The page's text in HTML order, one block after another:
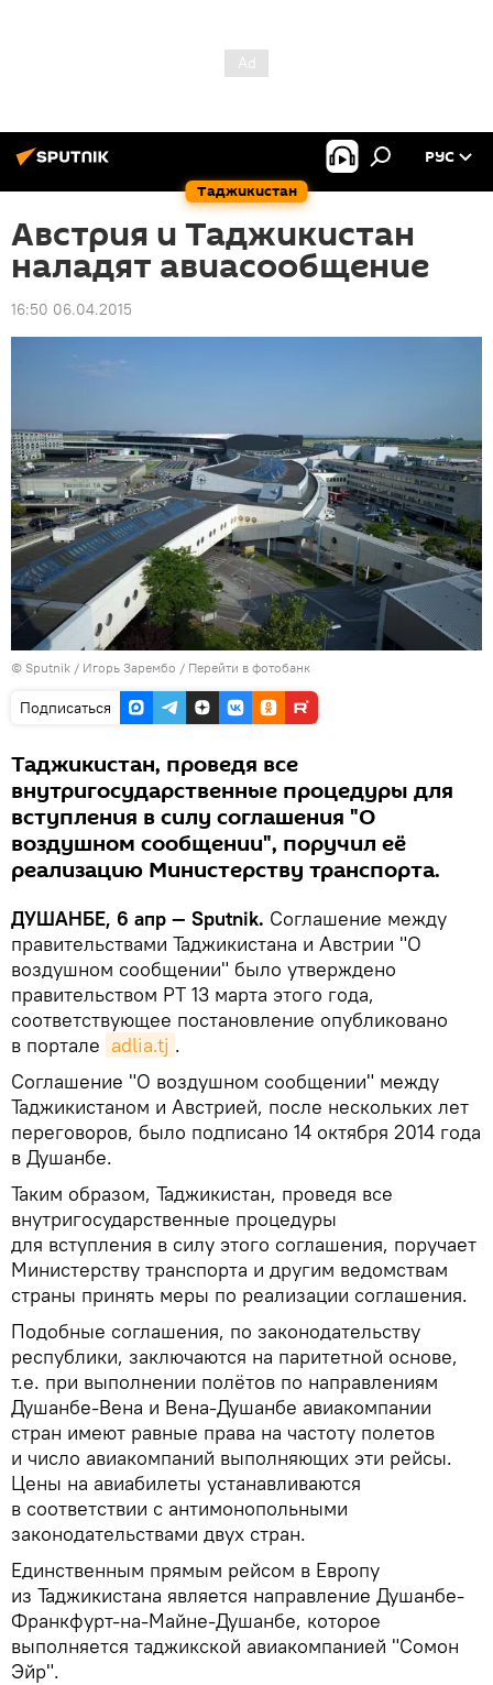
Таджикистан
РУС
Австрия и Таджикистан
наладят авиасообщение
16:50 06.04.2015
© Sputnik / Игорь Зарембо / Перейти в фотобанк
Подписаться
Таджикистан, проведя все
внутригосударственные процедуры для
вступления в силу соглашения "О
воздушном сообщении", поручил её
реализацию Министерству транспорта.
ДУШАНБЕ, 6 апр — Sputnik. Соглашение между
правительствами Таджикистана и Австрии "О
воздушном сообщении" было утверждено
правительством РТ 13 марта этого года,
соответствующее постановление опубликовано
в портале adlia.tj .
Соглашение "О воздушном сообщении" между
Таджикистаном и Австрией, после нескольких лет
переговоров, было подписано 14 октября 2014 года
в Душанбе.
Таким образом, Таджикистан, проведя все
внутригосударственные процедуры
для вступления в силу этого соглашения, поручает
Министерству транспорта и другим ведомствам
страны принять меры по реализации соглашения.
Подобные соглашения, по законодательству
республики, заключаются на паритетной основе,
т.е. при выполнении полётов по направлениям
Душанбе-Вена и Вена-Душанбе авиакомпании
стран имеют равные права на частоту полетов
и число авиакомпаний выполняющих эти рейсы.
Цены на авиабилеты устанавливаются
в соответствии с антимонопольными
законодательствами двух стран.
Единственным прямым рейсом в Европу
из Таджикистана является направление Душанбе-
Франкфурт-на-Майне-Душанбе, которое
выполняется таджикской авиакомпанией "Сомон
Эйр".